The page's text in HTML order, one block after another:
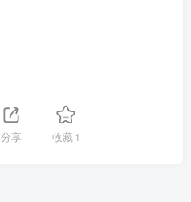
分享 收藏1